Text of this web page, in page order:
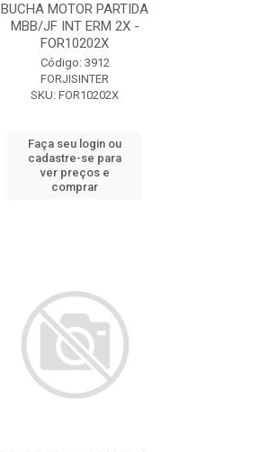
BUCHA MOTOR PARTIDA
MBB/JF INT ERM 2X -
FOR10202X
Código: 3912
FORJISINTER
SKU: FOR10202X
Faça seu login ou
cadastre-se para
ver preços e
comprar